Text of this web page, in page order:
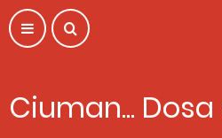
Skip
to
main
Ciuman... Dosa